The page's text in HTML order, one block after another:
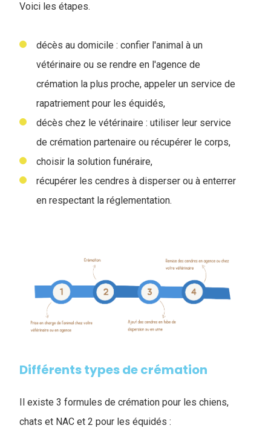
Voici les étapes.
décès au domicile : confier l'animal à un
vétérinaire ou se rendre en l'agence de
crémation la plus proche, appeler un service de
rapatriement pour les équidés,
décès chez le vétérinaire : utiliser leur service
de crémation partenaire ou récupérer le corps,
choisir la solution funéraire,
récupérer les cendres à disperser ou à enterrer
en respectant la réglementation.
Différents types de crémation
Il existe 3 formules de crémation pour les chiens,
chats et NAC et 2 pour les équidés :